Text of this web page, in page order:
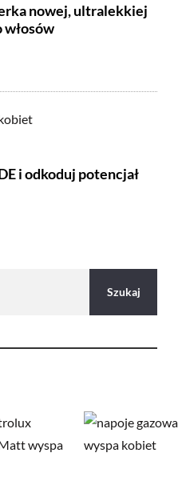
nowej, ultralekkiej
i odkoduj potencjał